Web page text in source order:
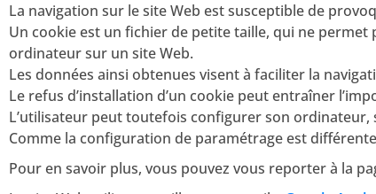
La navigation sur le site Web est susceptible de
Un cookie est un fichier de petite taille, qui ne permet
ordinateur sur un site Web.
Les données ainsi obtenues visent à faciliter la
Le refus d’installation d’un cookie peut entraîner
L’utilisateur peut toutefois configurer son
Comme la configuration de paramétrage est
Pour en savoir plus, vous pouvez vous reporter à la